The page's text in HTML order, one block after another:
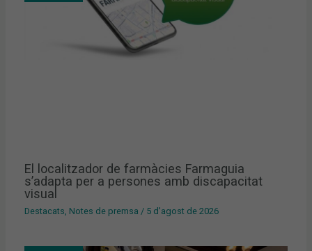
El localitzador de farmàcies Farmaguia
s’adapta per a persones amb discapacitat
visual
Destacats, Notes de premsa / 5 d'agost de 2026